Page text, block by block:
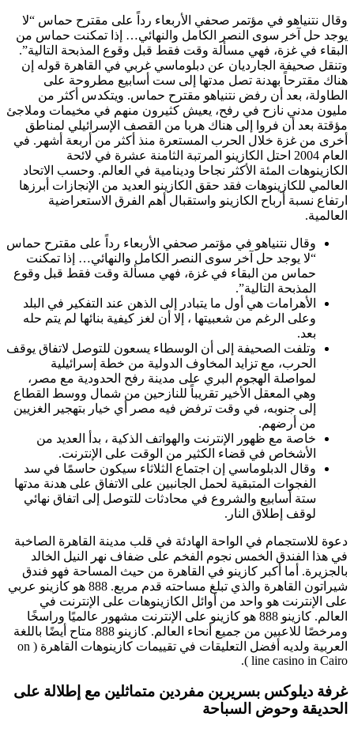
وقال نتنياهو في مؤتمر صحفي الأربعاء رداً على مقترح حماس “لا
يوجد حل آخر سوى النصر الكامل والنهائي… إذا تمكنت حماس من
البقاء في غزة، فهي مسألة وقت فقط قبل وقوع المذبحة التالية”.
وتنقل صحيفة الجارديان عن دبلوماسي غربي في القاهرة قوله إن
هناك مقترحاً بهدنة تصل مدتها إلى ست أسابيع مطروحة على
الطاولة، بعد أن رفض نتنياهو مقترح حماس. ويتكدس أكثر من
مليون مدني نازح في رفح، يعيش كثيرون منهم في مخيمات وملاجئ
مؤقتة بعد أن فروا إلى هناك هربا من القصف الإسرائيلي لمناطق
أخرى من غزة خلال الحرب المستعرة منذ أكثر من أربعة أشهر. في
العام 2004 احتل الكازينو المرتبة الثامنة عشرة في لائحة
الكازينوهات المئة الأكثر نجاحا ودينامية في العالم. وحسب الاتحاد
العالمي للكازينوهات فقد حقق الكازينو العديد من الإنجازات أبرزها
ارتفاع نسبة أرباح الكازينو واستقبال أهم الفرق الاستعراضية
العالمية.
وقال نتنياهو في مؤتمر صحفي الأربعاء رداً على مقترح حماس
“لا يوجد حل آخر سوى النصر الكامل والنهائي… إذا تمكنت
حماس من البقاء في غزة، فهي مسألة وقت فقط قبل وقوع
المذبحة التالية”.
الأهرامات هي أول ما يتبادر إلى الذهن عند التفكير في البلد
وعلى الرغم من شعبيتها ، إلا أن لغز كيفية بنائها لم يتم حله
بعد.
وتلفت الصحيفة إلى أن الوسطاء يسعون للتوصل لاتفاق يوقف
الحرب، مع تزايد المخاوف الدولية من خطة إسرائيلية
لمواصلة الهجوم البري على مدينة رفح الحدودية مع مصر،
وهي المعقل الأخير تقريباً للنازحين من شمال ووسط القطاع
إلى جنوبه، في وقت ترفض فيه مصر أي خيار بتهجير الغزيين
من أرضهم.
خاصة مع ظهور الإنترنت والهواتف الذكية ، بدأ العديد من
الأشخاص في قضاء الكثير من الوقت على الإنترنت.
وقال الدبلوماسي إن اجتماع الثلاثاء سيكون حاسمًا في سد
الفجوات المتبقية لحمل الجانبين على الاتفاق على هدنة مدتها
ستة أسابيع والشروع في محادثات للتوصل إلى اتفاق نهائي
لوقف إطلاق النار.
دعوة للاستجمام في الواحة الهادئة في قلب مدينة القاهرة الصاخبة
في هذا الفندق الخمس نجوم الفخم على ضفاف نهر النيل الخالد
بالجزيرة. أما أكبر كازينو في القاهرة من حيث المساحة فهو فندق
شيراتون القاهرة والذي تبلغ مساحته قدم مربع. 888 هو كازينو عربي
على الإنترنت هو واحد من أوائل الكازينوهات على الإنترنت في
العالم. كازينو 888 هو كازينو على الإنترنت مشهور عالميًا وراسخًا
ومرخصًا للاعبين من جميع أنحاء العالم. كازينو 888 متاح أيضًا باللغة
العربية ولديه أفضل التعليقات في تقييمات كازينوهات القاهرة ( on
line casino in Cairo ).
غرفة ديلوكس بسريرين مفردين متماثلين مع إطلالة على
الحديقة وحوض السباحة